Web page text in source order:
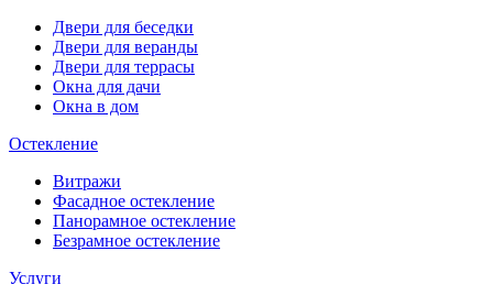
Двери для беседки
Двери для веранды
Двери для террасы
Окна для дачи
Окна в дом
Остекление
Витражи
Фасадное остекление
Панорамное остекление
Безрамное остекление
Услуги